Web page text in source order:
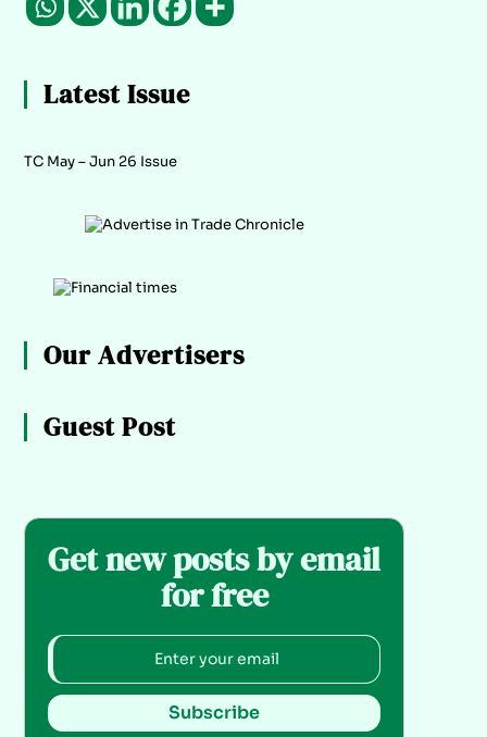
Latest Issue
TC May – Jun 26 Issue
Our Advertisers
Guest Post
Get new posts by email
for free
Subscribe